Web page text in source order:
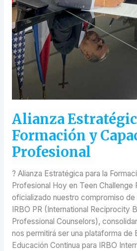
Alianza
Formación y
Profesional
? Alianza Estratégica para la
Profesional Hoy en Teen Challenge
oficializado nuestro compromiso
IRBO PR (International Reciprocity
Professional Counselors),
nos permitirá ser una plataforma de
Educación Continua para IRBO